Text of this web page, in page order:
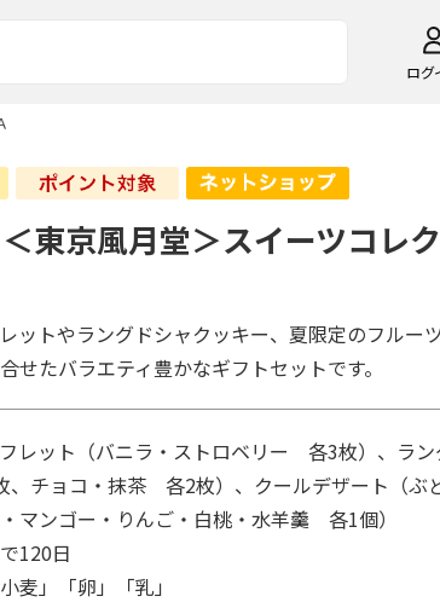
ログ
東京風月堂＞スイーツコレ
ットやラングドシャクッキー、夏限定のフルー
せたバラエティ豊かなギフトセットです。
レット（バニラ・ストロベリー 各3枚）、ラン
、チョコ・抹茶 各2枚）、クールデザート（ぶ
マンゴー・りんご・白桃・水羊羹 各1個）
120日
麦」「卵」「乳」